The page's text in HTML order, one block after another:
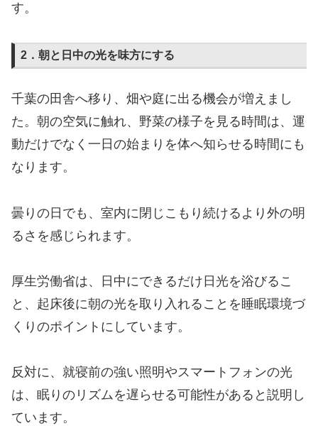
す。
2．朝と日中の光を味方にする
千葉の田舎へ移り、畑や庭に出る機会が増えまし
た。朝の空気に触れ、野菜の様子を見る時間は、運
動だけでなく一日の始まりを体へ知らせる時間にも
なります。
曇りの日でも、室内に閉じこもり続けるより外の明
るさを感じられます。
厚生労働省は、日中にできるだけ日光を浴びるこ
と、起床後に朝の光を取り入れることを睡眠環境づ
くりのポイントにしています。
反対に、就寝前の強い照明やスマートフォンの光
は、眠りのリズムを遅らせる可能性があると説明し
ています。